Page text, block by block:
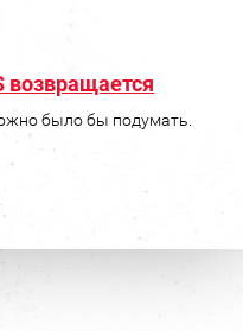
возвращается
было бы подумать.